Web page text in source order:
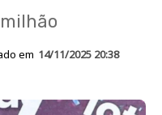
em 14/11/2025 20:38